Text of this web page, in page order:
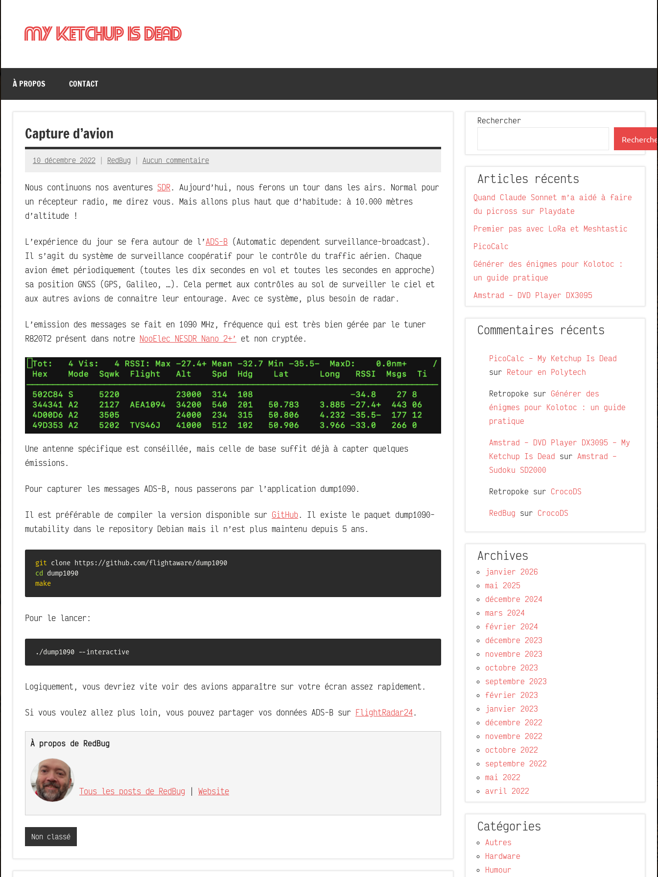
contenuMy Ketchup Is Dead
À PROPOS CONTACT
Capture d’avion
10 décembre 2022 RedBug Aucun commentaire
Nous continuons nos aventures SDR. Aujourd’hui, nous ferons un tour dans les airs. Normal pour
un récepteur radio, me direz vous. Mais allons plus haut que d’habitude: à 10.000 mètres
d’altitude !
L’expérience du jour se fera autour de l’ADS-B (Automatic dependent surveillance-broadcast).
Il s’agit du système de surveillance coopératif pour le contrôle du traffic aérien. Chaque
avion émet périodiquement (toutes les dix secondes en vol et toutes les secondes en approche)
sa position GNSS (GPS, Galileo, …). Cela permet aux contrôles au sol de surveiller le ciel et
aux autres avions de connaitre leur entourage. Avec ce système, plus besoin de radar.
L’emission des messages se fait en 1090 MHz, fréquence qui est très bien gérée par le tuner
R820T2 présent dans notre NooElec NESDR Nano 2+’ et non cryptée.
Une antenne spécifique est conséillée, mais celle de base suffit déjà à capter quelques
émissions.
Pour capturer les messages ADS-B, nous passerons par l’application dump1090.
Il est préférable de compiler la version disponible sur GitHub. Il existe le paquet dump1090-
mutability dans le repository Debian mais il n’est plus maintenu depuis 5 ans.
git
cd
make
Pour le lancer:
./dump1090 --interactive
Logiquement, vous devriez vite voir des avions apparaître sur votre écran assez rapidement.
Si vous voulez allez plus loin, vous pouvez partager vos données ADS-B sur FlightRadar24.
À propos de RedBug
Tous les posts de RedBug Website
Non classé
Rechercher
Articles récents
Quand Claude Sonnet m’a aidé à faire
du picross sur Playdate
Premier pas avec LoRa et Meshtastic
PicoCalc
Générer des énigmes pour Kolotoc :
un guide pratique
Amstrad – DVD Player DX3095
Commentaires récents
PicoCalc – My Ketchup Is Dead
sur Retour en Polytech
Retropoke sur Générer des
énigmes pour Kolotoc : un guide
pratique
Amstrad – DVD Player DX3095 – My
Ketchup Is Dead sur Amstrad –
Sudoku SD2000
Retropoke sur CrocoDS
RedBug sur CrocoDS
Archives
janvier 2026
mai 2025
décembre 2024
mars 2024
février 2024
décembre 2023
novembre 2023
octobre 2023
septembre 2023
février 2023
janvier 2023
décembre 2022
novembre 2022
octobre 2022
septembre 2022
mai 2022
avril 2022
Catégories
Autres
Hardware
Humour